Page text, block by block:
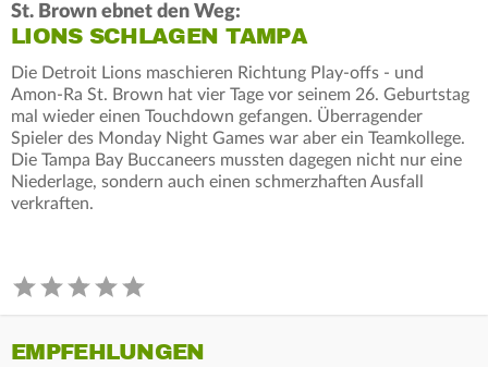
St. Brown ebnet den Weg:
LIONS SCHLAGEN TAMPA
Die Detroit Lions maschieren Richtung Play-offs - und
Amon-Ra St. Brown hat vier Tage vor seinem 26. Geburtstag
mal wieder einen Touchdown gefangen. Überragender
Spieler des Monday Night Games war aber ein Teamkollege.
Die Tampa Bay Buccaneers mussten dagegen nicht nur eine
Niederlage, sondern auch einen schmerzhaften Ausfall
verkraften.
EMPFEHLUNGEN